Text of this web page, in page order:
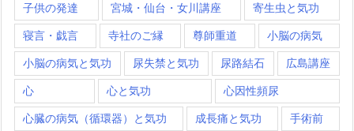
子供の発達 宮城・仙台・女川講座 寄生虫と気功
寝言・戯言 寺社のご縁 尊師重道 小脳の病気
小脳の病気と気功 尿失禁と気功 尿路結石 広島講座
心 心と気功 心因性頻尿
心臓の病気（循環器）と気功 成長痛と気功 手術前